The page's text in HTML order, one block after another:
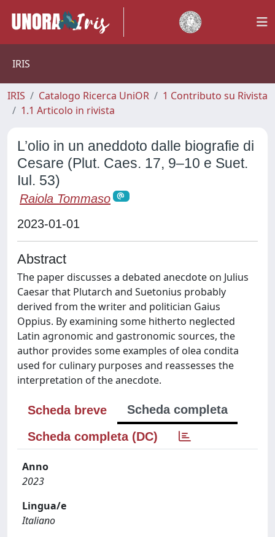
IRIS
IRIS Catalogo Ricerca UniOR
1 Contributo su Rivista
1.1 Articolo in rivista
L’olio in un aneddoto dalle biografie di
Cesare (Plut. Caes. 17, 9–10 e Suet.
Iul. 53)
Raiola Tommaso
2023-01-01
Abstract
The paper discusses a debated anecdote on Julius
Caesar that Plutarch and Suetonius probably
derived from the writer and politician Gaius
Oppius. By examining some hitherto neglected
Latin agronomic and gastronomic sources, the
author provides some examples of olea condita
used for culinary purposes and reassesses the
interpretation of the anecdote.
Scheda breve
Scheda completa
Scheda completa (DC)
Anno
2023
Lingua/e
Italiano